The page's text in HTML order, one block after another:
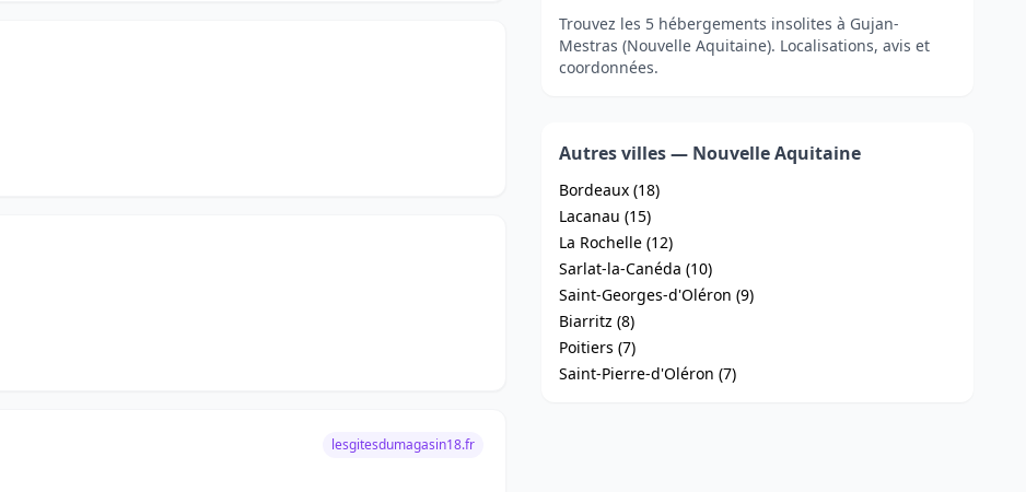
lesgitesdumagasin18.fr
Trouvez les 5 hébergements insolites à Gujan-
Mestras (Nouvelle Aquitaine). Localisations, avis et
coordonnées.
Autres villes — Nouvelle Aquitaine
Bordeaux (18)
Lacanau (15)
La Rochelle (12)
Sarlat-la-Canéda (10)
Saint-Georges-d'Oléron (9)
Biarritz (8)
Poitiers (7)
Saint-Pierre-d'Oléron (7)